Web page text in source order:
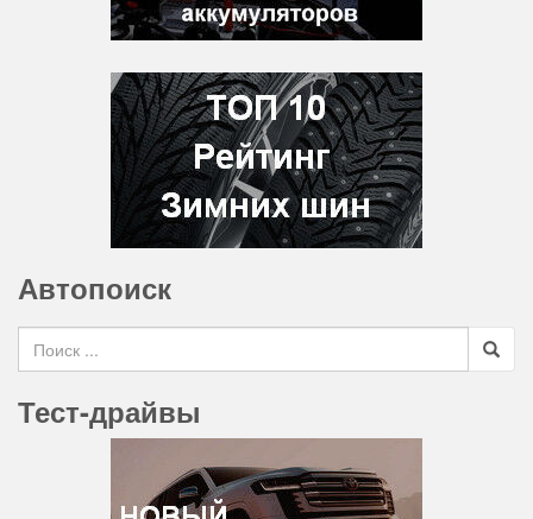
Автопоиск
Search for
Тест-драйвы